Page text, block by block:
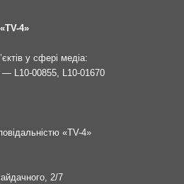
4»
у сфері медіа:
— L10-00855, L10-01670
«TV-4»
2/7